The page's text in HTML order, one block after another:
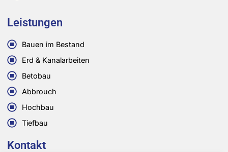
Leistungen
Bauen im Bestand
Erd & Kanalarbeiten
Betobau
Abbrouch
Hochbau
Tiefbau
Kontakt